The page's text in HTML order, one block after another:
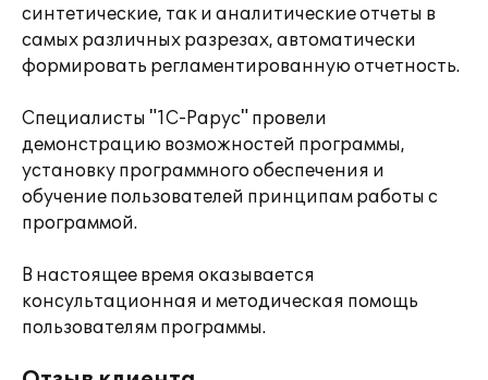
синтетические, так и аналитические отчеты в
самых различных разрезах, автоматически
формировать регламентированную отчетность.
Специалисты "1С-Рарус" провели
демонстрацию возможностей программы,
установку программного обеспечения и
обучение пользователей принципам работы с
программой.
В настоящее время оказывается
консультационная и методическая помощь
пользователям программы.